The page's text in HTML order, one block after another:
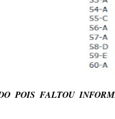
POIS FALTOU